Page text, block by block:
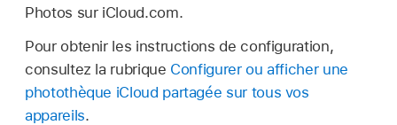
Photos sur iCloud.com.
Pour obtenir les instructions de configuration,
consultez la rubrique Configurer ou afficher une
photothèque iCloud partagée sur tous vos
appareils.